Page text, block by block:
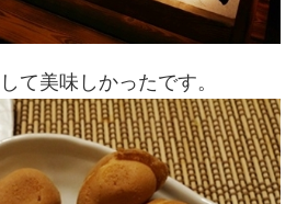
て美味しかったです。